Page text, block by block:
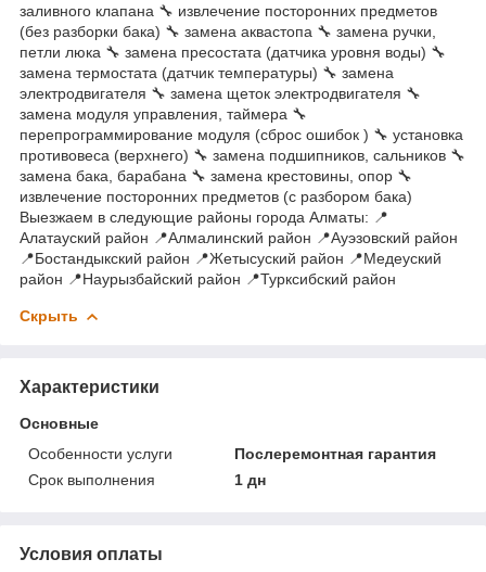
заливного клапана 🔧 извлечение посторонних предметов
(без разборки бака) 🔧 замена аквастопа 🔧 замена ручки,
петли люка 🔧 замена пресостата (датчика уровня воды) 🔧
замена термостата (датчик температуры) 🔧 замена
электродвигателя 🔧 замена щеток электродвигателя 🔧
замена модуля управления, таймера 🔧
перепрограммирование модуля (сброс ошибок ) 🔧 установка
противовеса (верхнего) 🔧 замена подшипников, сальников 🔧
замена бака, барабана 🔧 замена крестовины, опор 🔧
извлечение посторонних предметов (с разбором бака)
Выезжаем в следующие районы города Алматы: 📍
Алатауский район 📍Алмалинский район 📍Ауэзовский район
📍Бостандыкский район 📍Жетысуский район 📍Медеуский
район 📍Наурызбайский район 📍Турксибский район
Скрыть
Характеристики
Основные
Особенности услуги
Послеремонтная гарантия
Срок выполнения
1 дн
Условия оплаты